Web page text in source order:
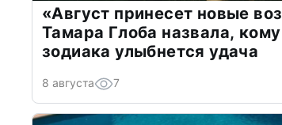
«Август принесет новые
Тамара Глоба назвала,
зодиака улыбнется удача
8 августа 7